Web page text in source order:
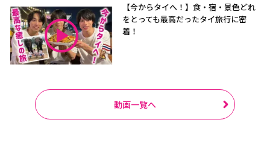
【今からタイへ！】食・宿・景色どれ
をとっても最高だったタイ旅行に密
着！
動画一覧へ